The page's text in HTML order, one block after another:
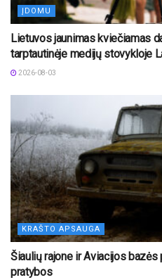
ĮDOMU
Lietuvos jaunimas kviečiamas
tarptautinėje medijų stovykloje
2026-08-03
KRAŠTO APSAUGA
Šiaulių rajone ir Aviacijos
pratybos